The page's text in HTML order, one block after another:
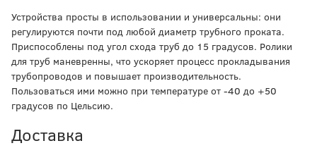
Устройства просты в использовании и универсальны: они
регулируются почти под любой диаметр трубного проката.
Приспособлены под угол схода труб до 15 градусов. Ролики
для труб маневренны, что ускоряет процесс прокладывания
трубопроводов и повышает производительность.
Пользоваться ими можно при температуре от -40 до +50
градусов по Цельсию.
Доставка